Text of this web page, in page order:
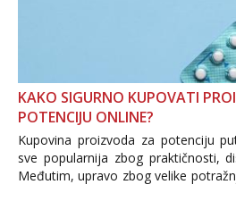
KAKO SIGURNO KUPOVATI
POTENCIJU ONLINE?
Kupovina proizvoda za potenciju
sve popularnija zbog praktičnosti,
Međutim, upravo zbog velike
i brojni krivotvoreni proizvodi,